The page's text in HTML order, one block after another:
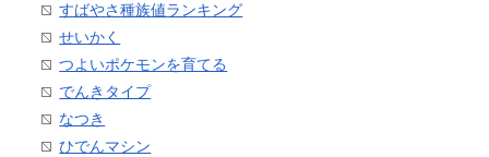
すばやさ種族値ランキング
せいかく
つよいポケモンを育てる
でんきタイプ
なつき
ひでんマシン